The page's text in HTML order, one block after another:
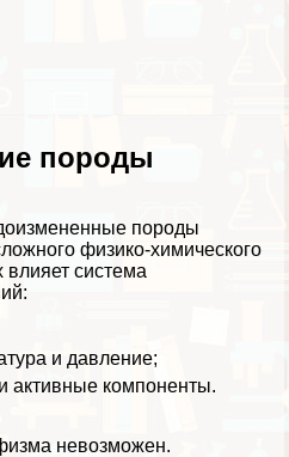
породы
породы
физико-химического
система
и давление;
активные компоненты.
невозможен.